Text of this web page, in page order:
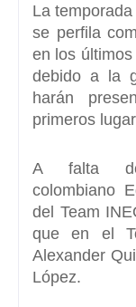
La
se perfila
en los
debido a la
harán
primeros
A falta
colombiano
del Team
que en el
Alexander
López.